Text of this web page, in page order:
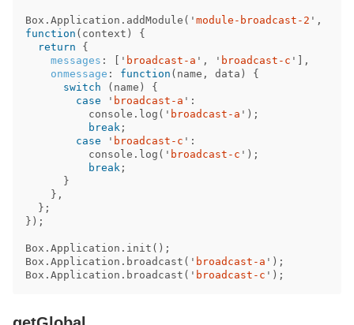
Box . Application . addModule ( ' module-broadcast-2 ' ,
function ( context )
{
return
{
messages : ' broadcast-a ' , ' broadcast-c '
],
onmessage : function ( name , data )
{
switch
( name )
{
case
' broadcast-a ' :
console . log ( ' broadcast-a ' );
break ;
case
' broadcast-c ' :
console . log ( ' broadcast-c ' );
break ;
}
},
};
});
Box . Application . init ();
Box . Application . broadcast ( ' broadcast-a ' );
Box . Application . broadcast ( ' broadcast-c ' );